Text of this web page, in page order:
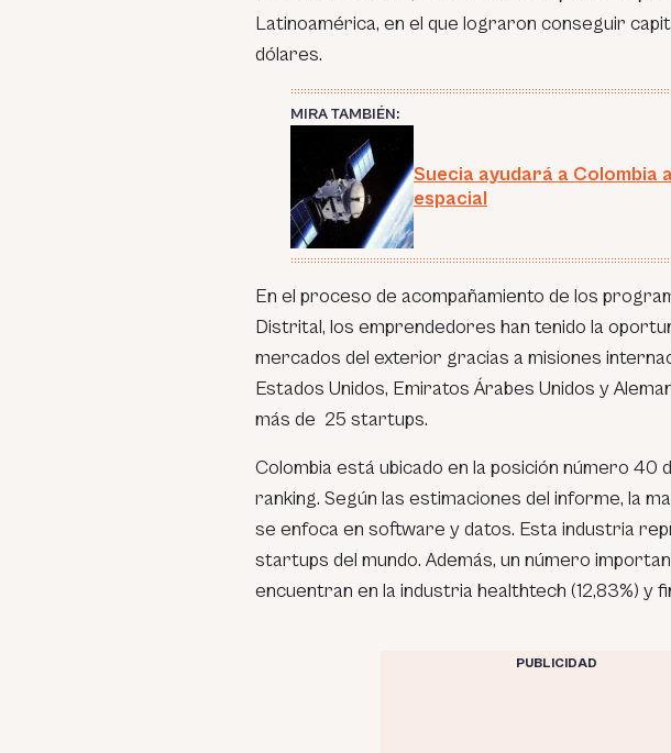
Latinoamérica, en el que lograron conseguir
dólares.
MIRA TAMBIÉN:
Suecia ayudará a
espacial
En el proceso de acompañamiento de los
Distrital, los emprendedores han tenido la
mercados del exterior gracias a misiones
Estados Unidos, Emiratos Árabes Unidos y
más de 25 startups.
Colombia está ubicado en la posición número 40
ranking. Según las estimaciones del informe, la
se enfoca en software y datos. Esta industria
startups del mundo. Además, un número
encuentran en la industria healthtech (12,83%) y
PUBLICIDAD